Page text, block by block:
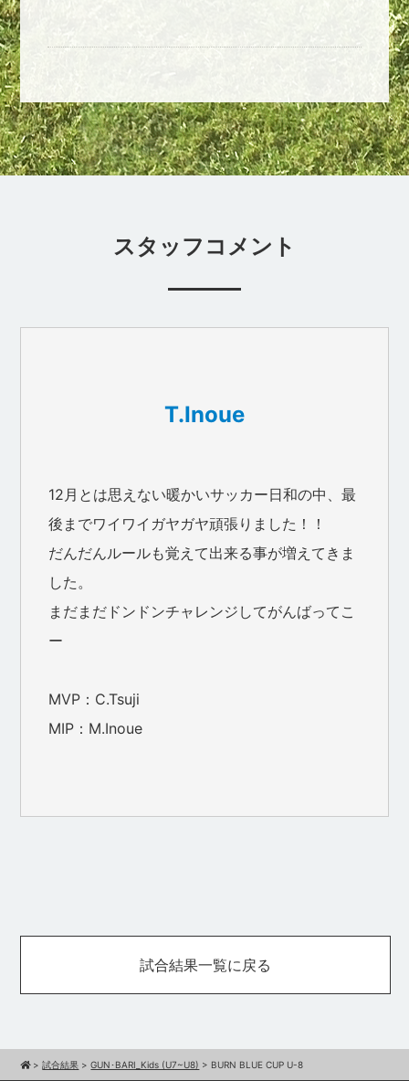
スタッフコメント
T.Inoue
12月とは思えない暖かいサッカー日和の中、最
後までワイワイガヤガヤ頑張りました！！
だんだんルールも覚えて出来る事が増えてきま
した。
まだまだドンドンチャレンジしてがんばってこ
ー
MVP：C.Tsuji
MIP：M.Inoue
試合結果一覧に戻る
>試合結果 >GUN･BARI_Kids (U7~U8) > BURN BLUE CUP U-8